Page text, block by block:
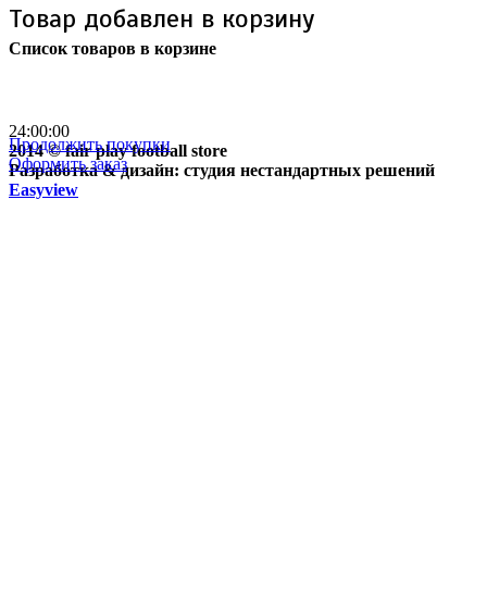
Товар добавлен в корзину
Список товаров в корзине
Продолжить покупки
Оформить заказ
24:00:00
2014 © fair play football store
Разработка & дизайн: студия нестандартных решений
Easyview